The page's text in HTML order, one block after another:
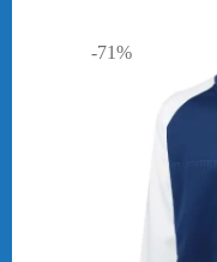
-71%